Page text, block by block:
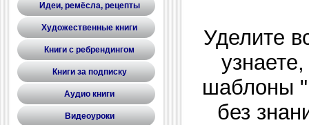
Идеи, ремёсла, рецепты
Художественные книги
Книги с ребрендингом
Книги за подписку
Аудио книги
Видеоуроки
Уделите
шаблоны
без